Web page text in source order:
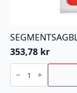
353,78 kr
SEGMENTSAGBLAD
TiN
80MM
antall